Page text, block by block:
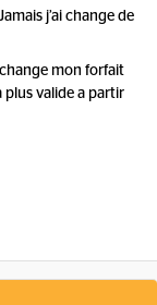
j’ai change de
mon forfait
plus valide a partir